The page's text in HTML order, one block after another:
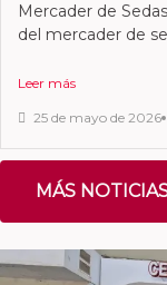
Mercader de
del mercader de
Leer más
25 de mayo de 2026
MÁS